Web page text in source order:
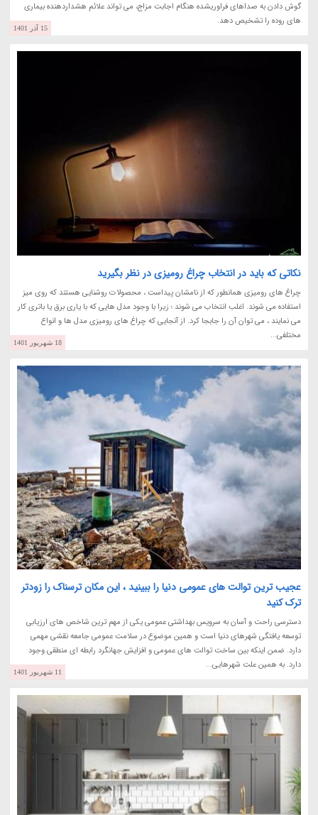
گوش دادن به صداهای فراوریشده هنگام اجابت مزاج، می تواند علائم هشداردهنده بیماری
های روده را تشخیص دهد.
15 آذر 1401
نکاتی که باید در انتخاب چراغ رومیزی در نظر بگیرید
چراغ های رومیزی همانطور که از نامشان پیداست ، محصولات روشنایی هستند که روی میز
استفاده می شوند. اغلب انتخاب می شوند ؛ زیرا با وجود مدل هایی که با یاری برق یا باتری کار
می نمایند ، می توان آن را جابجا کرد. از آنجایی که چراغ های رومیزی مدل ها و انواع
مختلفی...
18 شهریور 1401
عجیب ترین توالت های عمومی دنیا را ببینید ، این مکان ترسناک را زودتر
ترک کنید
دسترسی راحت و آسان به سرویس بهداشتی عمومی یکی از مهم ترین شاخص های ارزیابی
توسعه یافتگی شهرهای دنیا است و همین موضوع در سلامت عمومی جامعه نقشی مهمی
دارد. ضمن اینکه بین ساخت توالت های عمومی و افزایش جهانگرد رابطه ای منطقی وجود
دارد. به همین علت شهرهایی...
11 شهریور 1401